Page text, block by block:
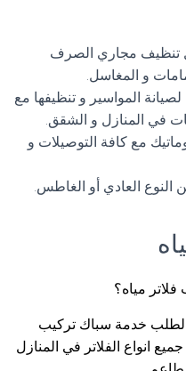
تنظيف مجاري الصرف
و المغاسل.
المواسير و تنظيفها مع
في المنازل و الشقق.
مع كافة التوصيلات و
العادي أو الغاطس.
مياه؟
لطلب خدمة سباك تركيب
انواع الفلاتر في المنازل